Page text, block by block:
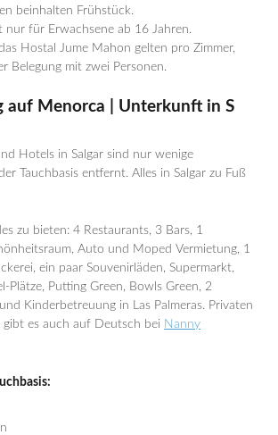
beinhalten Frühstück.
nur für Erwachsene ab 16 Jahren.
Hostal Jume Mahon gelten pro Zimmer,
Belegung mit zwei Personen.
auf Menorca | Unterkunft in S
Hotels in Salgar sind nur wenige
Tauchbasis entfernt. Alles in Salgar zu Fuß
zu bieten: 4 Restaurants, 3 Bars, 1
Auto und Moped Vermietung, 1
ein paar Souvenirläden, Supermarkt,
Plätze, Putting Green, Bowls Green, 2
Kinderbetreuung in Las Palmeras. Privaten
gibt es auch auf Deutsch bei Nanny